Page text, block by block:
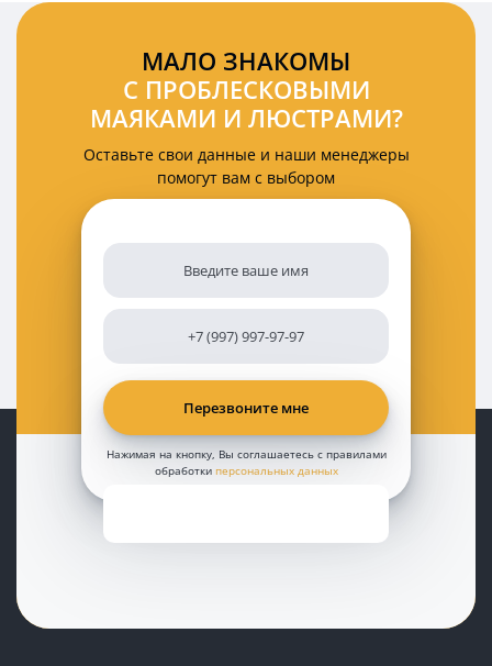
МАЛО ЗНАКОМЫ
С ПРОБЛЕСКОВЫМИ
МАЯКАМИ И ЛЮСТРАМИ?
Оставьте свои данные и наши менеджеры
помогут вам с выбором
Нажимая на кнопку, Вы соглашаетесь с правилами
обработки персональных данных